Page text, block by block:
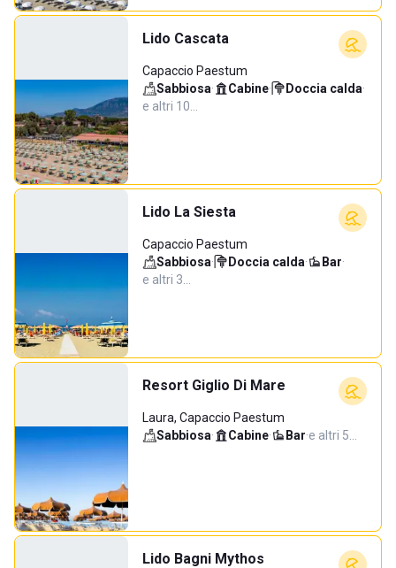
Lido Cascata
Capaccio Paestum
Sabbiosa· Cabine· Doccia calda·
e altri 10…
Lido La Siesta
Capaccio Paestum
Sabbiosa· Doccia calda· Bar·
e altri 3…
Resort Giglio Di Mare
Laura, Capaccio Paestum
Sabbiosa· Cabine· Bar·e altri 5…
Lido Bagni Mythos